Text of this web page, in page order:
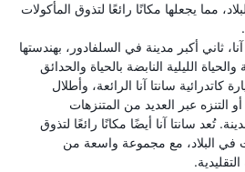
مما يجعلها مكانًا رائعًا لتذوق المأكولات
ثاني أكبر مدينة في السلفادور، بهندستها
الليلية النابضة بالحياة والحدائق
كاتدرائية سانتا آنا الرائعة، وأطلال
التنزه عبر العديد من المتنزهات
تُعد سانتا آنا أيضًا مكانًا رائعًا لتذوق
في البلاد، مع مجموعة واسعة من